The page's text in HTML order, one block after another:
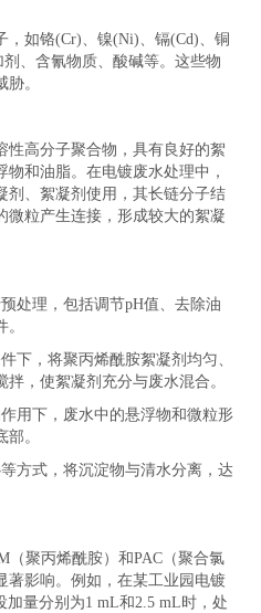
，如铬(Cr)、镍(Ni)、镉(Cd)、铜
、含氰物质、酸碱等。这些物
。
性高分子聚合物，具有良好的絮
和油脂。在电镀废水处理中，
剂、絮凝剂使用，其长链分子结
微粒产生连接，形成较大的絮凝
处理，包括调节pH值、去除油
下，将聚丙烯酰胺絮凝剂均匀、
，使絮凝剂充分与废水混合。
用下，废水中的悬浮物和微粒形
。
方式，将沉淀物与清水分离，达
（聚丙烯酰胺）和PAC（聚合氯
著影响。例如，在某工业园电镀
加量分别为1 mL和2.5 mL时，处